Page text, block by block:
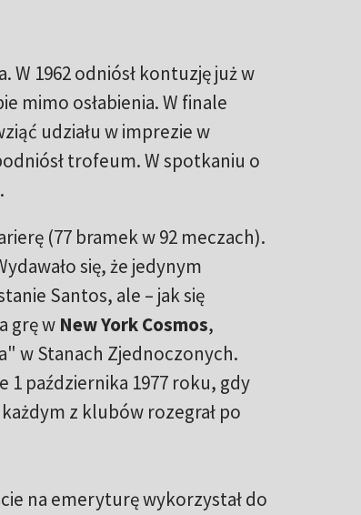
W 1962 odniósł kontuzję już w
mimo osłabienia. W finale
udziału w imprezie w
trofeum. W spotkaniu o
(77 bramek w 92 meczach).
się, że jedynym
Santos, ale – jak się
grę w New York Cosmos,
w Stanach Zjednoczonych.
1 października 1977 roku, gdy
z klubów rozegrał po
na emeryturę wykorzystał do